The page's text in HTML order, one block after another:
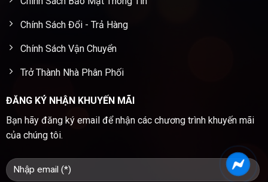
Chính Sách Đổi - Trả Hàng
Chính Sách Vận Chuyển
Trở Thành Nhà Phân Phối
ĐĂNG KÝ NHẬN KHUYẾN MÃI
Bạn hãy đăng ký email để nhận các chương trình khuyến mãi
của chúng tôi.